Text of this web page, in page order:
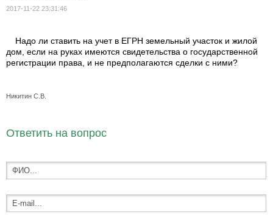
2017-11-22 23:31:46
Надо ли ставить на учет в ЕГРН земельный участок и жилой
дом, если на руках имеются свидетельства о государственной
регистрации права, и не предполагаются сделки с ними?
Никитин С.В.
Ответить на вопрос